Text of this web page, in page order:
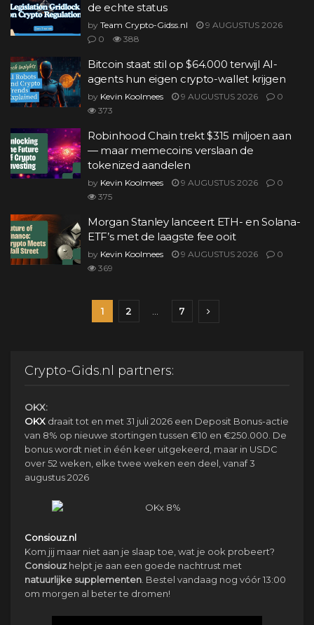
de echte status
by Team Crypto-Gidss.nl
9 AUGUSTUS 2026
0
388
Bitcoin staat stil op $64.000 terwijl AI-
agents hun eigen crypto-wallet krijgen
by Kevin Koolmees 9 AUGUSTUS 2026
0
373
Robinhood Chain trekt $315 miljoen aan
— maar memecoins verslaan de
tokenized aandelen
by Kevin Koolmees 9 AUGUSTUS 2026
0
375
Morgan Stanley lanceert ETH- en Solana-
ETF’s met de laagste fee ooit
by Kevin Koolmees 9 AUGUSTUS 2026
0
369
1 2 7
Crypto-Gids.nl partners:
OKX:
OKX draait tot en met 31 juli 2026 een Deposit Bonus-actie
van 8% op nieuwe stortingen tussen €10 en €250.000. De
bonus wordt niet in één keer uitgekeerd, maar in USDC
over 52 weken, elke twee weken een deel, vanaf 3
augustus 2026
Consiouz.nl
Kom jij maar niet aan je slaap toe, wat je ook probeert?
Consiouz helpt je aan een goede nachtrust met
natuurlijke supplementen . Bestel vandaag nog vóór 13:00
om morgen al beter te dromen!